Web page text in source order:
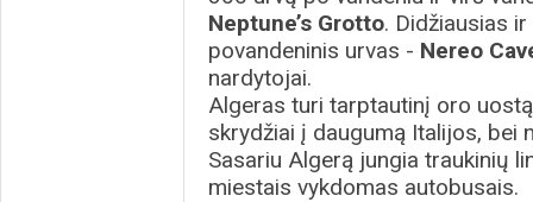
Neptune’s Grotto. Didžiausias
povandeninis urvas - Nereo
nardytojai.
Algeras turi tarptautinį oro
skrydžiai į daugumą Italijos, bei
Sasariu Algerą jungia traukinių
miestais vykdomas autobusais.